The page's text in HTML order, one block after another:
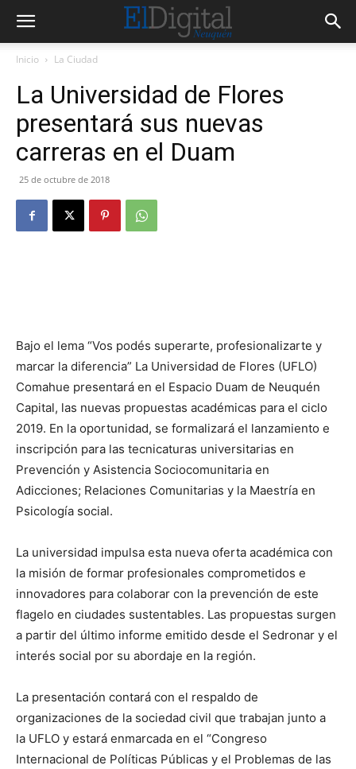
Inicio La Ciudad
La Universidad de Flores
presentará sus nuevas
carreras en el Duam
25 de octubre de 2018
Bajo el lema “Vos podés superarte, profesionalizarte y
marcar la diferencia” La Universidad de Flores (UFLO)
Comahue presentará en el Espacio Duam de Neuquén
Capital, las nuevas propuestas académicas para el ciclo
2019. En la oportunidad, se formalizará el lanzamiento e
inscripción para las tecnicaturas universitarias en
Prevención y Asistencia Sociocomunitaria en
Adicciones; Relaciones Comunitarias y la Maestría en
Psicología social.
La universidad impulsa esta nueva oferta académica con
la misión de formar profesionales comprometidos e
innovadores para colaborar con la prevención de este
flagelo en ciudades sustentables. Las propuestas surgen
a partir del último informe emitido desde el Sedronar y el
interés social por su abordaje en la región.
La presentación contará con el respaldo de
organizaciones de la sociedad civil que trabajan junto a
la UFLO y estará enmarcada en el “Congreso
Internacional de Políticas Públicas y el Problemas de las